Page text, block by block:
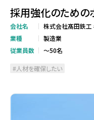
採用強化のための
会社名
株式会社髙田鉄工
業種
製造業
従業員数
～50名
人材を確保したい